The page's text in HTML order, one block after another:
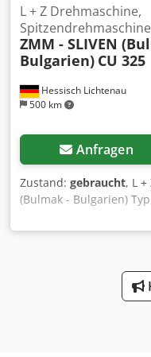
Hessisch Lichtenau
500 km
L + Z Drehmaschine,
ZMM - SLIVEN
Bulgarien) CU 325
Anfragen
Zustand: gebraucht, L
(Bulmak - Bulgarien)
2002 Spitzenweite
320 mm Spitzenhöhe
2000 U/min. 12 Stufen
1300 U/min. 6 Stufen